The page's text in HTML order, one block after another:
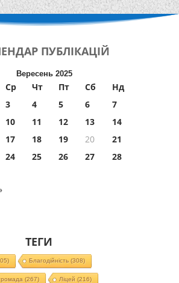
ПУБЛІКАЦІЙ
Вересень 2025
Ср Чт Пт Сб
Нд
3 4 5 6
7
10 11 12 13
14
17 18 19 20
21
24 25 26 27
28
ТЕГИ
Благодійність (308)
(267) Ліцей (216)